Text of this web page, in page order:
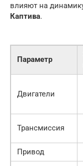
влияют на
Каптива.
Параметр
Двигатели
Трансмиссия
Привод